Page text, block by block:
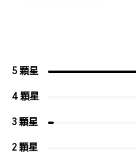
5 顆星
4 顆星
3 顆星
2 顆星